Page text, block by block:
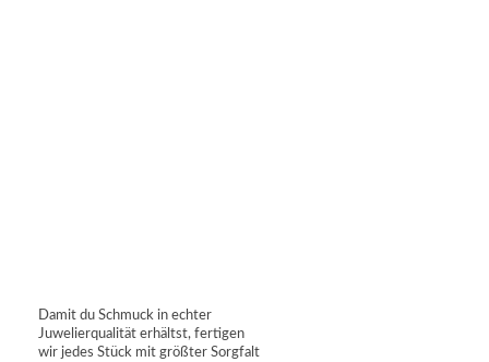
Damit du Schmuck in echter
Juwelierqualität erhältst, fertigen
wir jedes Stück mit größter Sorgfalt